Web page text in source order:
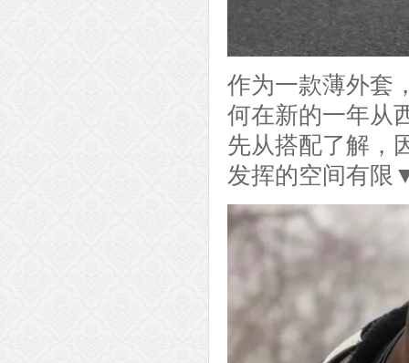
作为一款薄外套
何在新的一年从
先从搭配了解，
发挥的空间有限